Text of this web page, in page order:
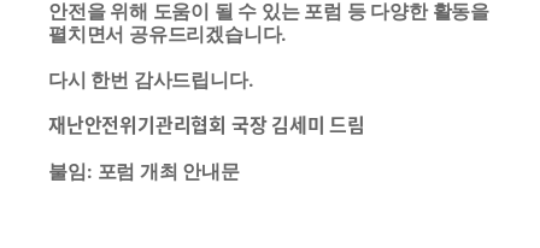
안전을 위해 도움이 될 수 있는 포럼 등 다양한 활동을
펼치면서 공유드리겠습니다.
다시 한번 감사드립니다.
재난안전위기관리협회 국장 김세미 드림
불임 : 포럼 개최 안내문